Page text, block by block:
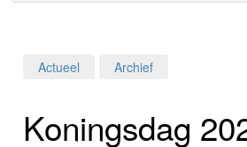
Home
Actueel Archief
Koningsdag